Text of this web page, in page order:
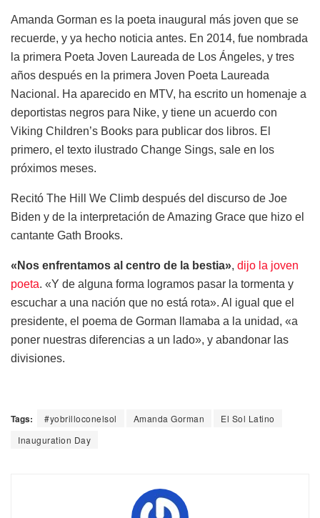
Amanda Gorman es la poeta inaugural más joven que se
recuerde, y ya hecho noticia antes. En 2014, fue nombrada
la primera Poeta Joven Laureada de Los Ángeles, y tres
años después en la primera Joven Poeta Laureada
Nacional. Ha aparecido en MTV, ha escrito un homenaje a
deportistas negros para Nike, y tiene un acuerdo con
Viking Children’s Books para publicar dos libros. El
primero, el texto ilustrado Change Sings, sale en los
próximos meses.
Recitó The Hill We Climb después del discurso de Joe
Biden y de la interpretación de Amazing Grace que hizo el
cantante Gath Brooks.
«Nos enfrentamos al centro de la bestia», dijo la joven
poeta. «Y de alguna forma logramos pasar la tormenta y
escuchar a una nación que no está rota». Al igual que el
presidente, el poema de Gorman llamaba a la unidad, «a
poner nuestras diferencias a un lado», y abandonar las
divisiones.
Tags: #yobrilloconelsol Amanda Gorman
El Sol Latino
Inauguration Day